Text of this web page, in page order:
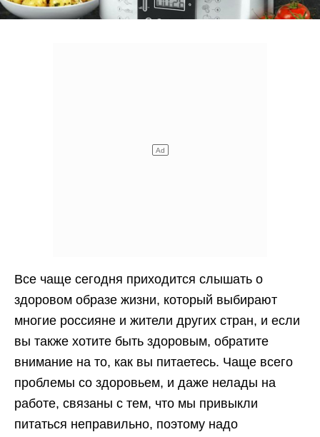
Все чаще сегодня приходится слышать о
здоровом образе жизни, который выбирают
многие россияне и жители других стран, и если
вы также хотите быть здоровым, обратите
внимание на то, как вы питаетесь. Чаще всего
проблемы со здоровьем, и даже нелады на
работе, связаны с тем, что мы привыкли
питаться неправильно, поэтому надо